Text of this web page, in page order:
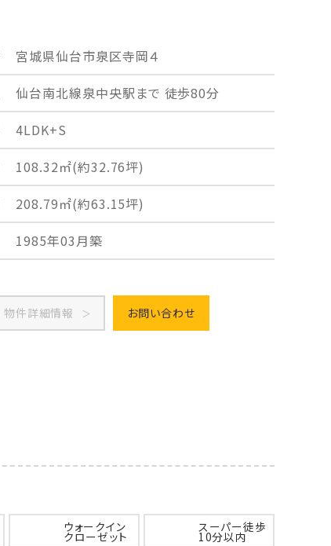
宮城県仙台市泉区寺岡４
仙台南北線泉中央駅まで 徒歩80分
4LDK+S
108.32㎡(約32.76坪)
208.79㎡(約63.15坪)
1985年03月築
物件詳細情報 お問い合わせ
ウォークイン
クローゼット
スーパー徒歩
10分以内